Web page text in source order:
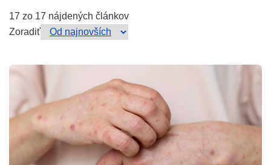
17 zo 17 nájdených článkov
Zoradiť